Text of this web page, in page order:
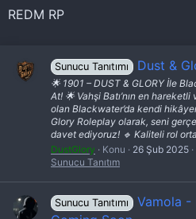
REDM RP
Sunucu Tanıtımı Dust &
🌟 1901 – DUST & GLORY İle
At! 🌟 Vahşi Batı’nın en
olan Blackwater’da kendi
Glory Roleplay olarak, seni
davet ediyoruz! 🔹 Kaliteli rol
DustGlory
Konu 26 Şub 2025
Sunucu Tanıtım
Sunucu Tanıtımı
Vamola -